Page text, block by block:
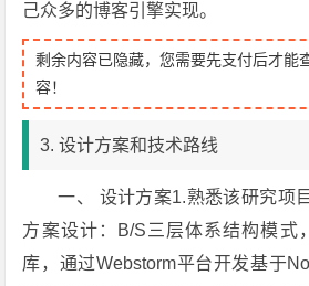
己众多的博客引擎实现。
剩余内容已隐藏，您需要先支付后才能
容！
3. 设计方案和技术路线
一、 设计方案1.熟悉该研究项
方案设计：B/S三层体系结构模式
库，通过Webstorm平台开发基于